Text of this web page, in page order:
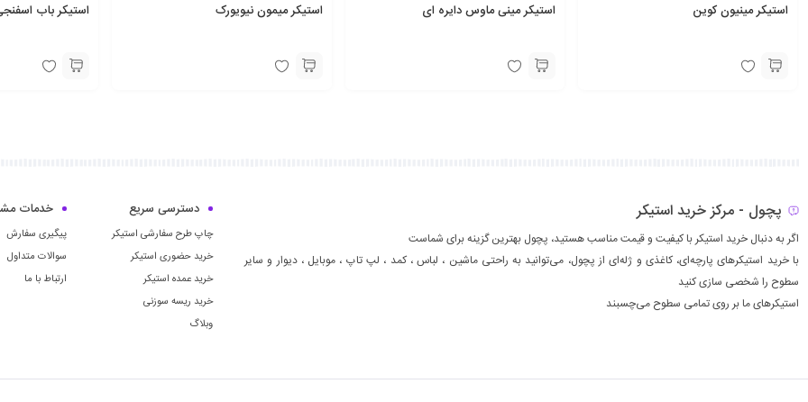
استیکر مینیون کوین استیکر مینی ماوس دایره ای استیکر میمون نیویورک استیکر باب
پچول - مرکز خرید استیکر
اگر به دنبال خرید استیکر با کیفیت و قیمت مناسب هستید، پچول بهترین گزینه برای شماست
با خرید استیکرهای پارچه‌ای، کاغذی و ژله‌ای از پچول، می‌توانید به راحتی ماشين ، لباس ، كمد ، لپ تاپ ، موبايل ، ديوار و سایر
سطوح را شخصی سازی کنید
استیکرهای ما بر روی تمامی سطوح می‌چسبند
دسترسی سریع
چاپ طرح سفارشی استیکر
خرید حضوری استیکر
خرید عمده استیکر
خرید ریسه سوزنی
وبلاگ
خدمات
پیگیری سفارش
سوالات متداول
ارتباط با ما